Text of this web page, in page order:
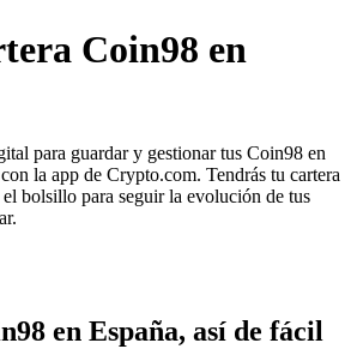
Coin98 en
para guardar y gestionar tus Coin98 en
la app de Crypto.com. Tendrás tu cartera
bolsillo para seguir la evolución de tus
en España, así de fácil